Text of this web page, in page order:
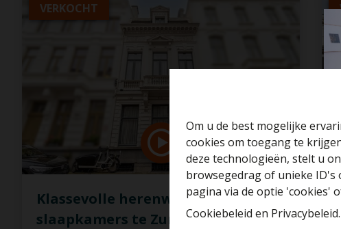
Om u de best mogelijke
cookies om toegang te
deze technologieën, stelt u
browsegedrag of unieke ID's
pagina via de optie 'cookies'
Cookiebeleid en Privacybeleid.
VERKOCHT
Klassevolle herenwoning met 5
slaapkamers te Zurenborg!